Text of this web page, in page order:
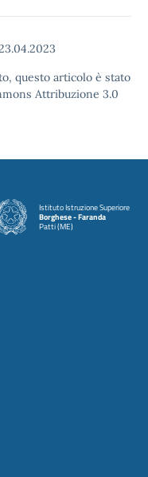
questo articolo è stato
Attribuzione 3.0
Istituto Istruzione Superiore
Borghese - Faranda
Patti (ME)